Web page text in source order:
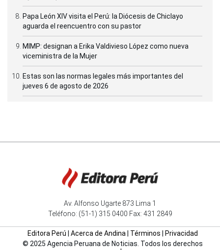
Papa León XIV visita el Perú: la Diócesis de Chiclayo
aguarda el reencuentro con su pastor
MIMP: designan a Erika Valdivieso López como nueva
viceministra de la Mujer
Estas son las normas legales más importantes del
jueves 6 de agosto de 2026
Av. Alfonso Ugarte 873 Lima 1
Teléfono: (51-1) 315 0400 Fax: 431 2849
Editora Perú Acerca de Andina Términos
Privacidad
© 2025 Agencia Peruana de Noticias. Todos los derechos